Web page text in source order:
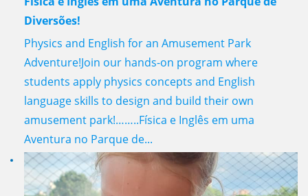
Diversões!
Physics and English for an Amusement Park
Adventure!Join our hands-on program where
students apply physics concepts and English
language skills to design and build their own
amusement park!……..Física e Inglês em uma
Aventura no Parque de...